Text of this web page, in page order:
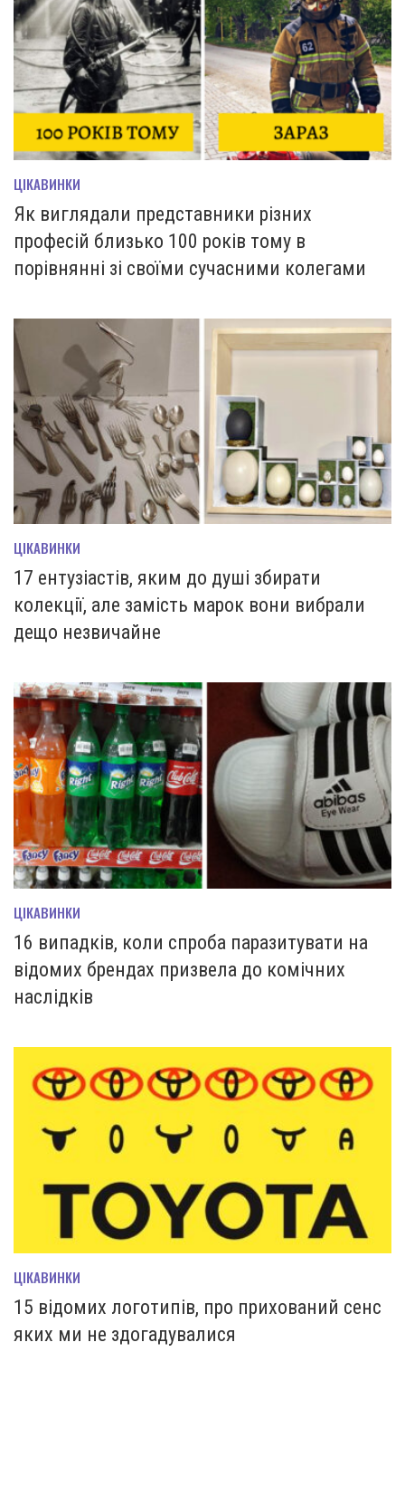
ЦІКАВИНКИ
Як виглядали представники різних
професій близько 100 років тому в
порівнянні зі своїми сучасними колегами
ЦІКАВИНКИ
17 ентузіастів, яким до душі збирати
колекції, але замість марок вони вибрали
дещо незвичайне
ЦІКАВИНКИ
16 випадків, коли спроба паразитувати на
відомих брендах призвела до комічних
наслідків
ЦІКАВИНКИ
15 відомих логотипів, про прихований сенс
яких ми не здогадувалися